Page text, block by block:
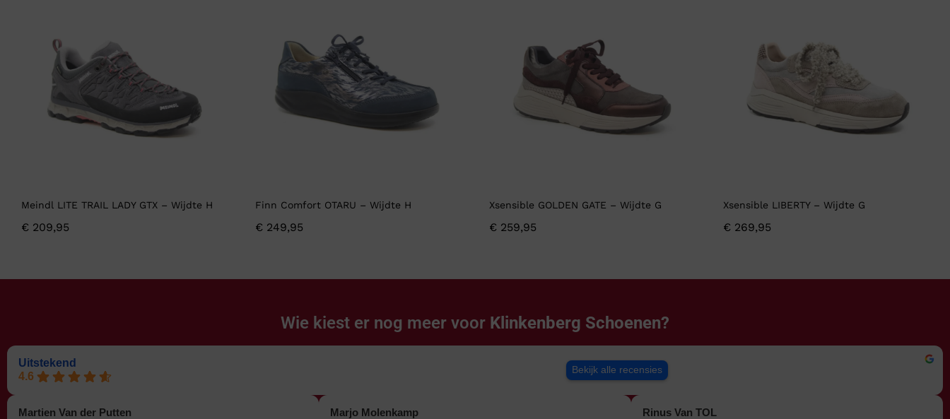
Meindl LITE TRAIL LADY GTX – Wijdte H
€ 209,95
Finn Comfort OTARU – Wijdte H
€ 249,95
Xsensible GOLDEN GATE – Wijdte G
€ 259,95
Xsensible LIBERTY – Wijdte G
€ 269,95
Wie kiest er nog meer voor Klinkenberg Schoenen?
Uitstekend
4.6
Bekijk alle recensies
Martien Van der Putten Marjo Molenkamp Rinus Van TOL